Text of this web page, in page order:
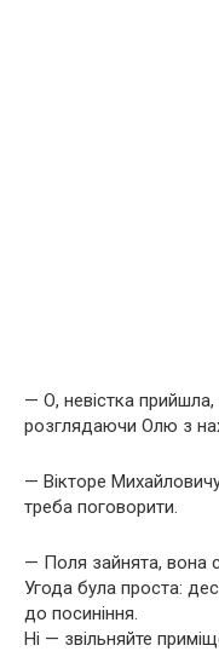
— О, невістка
розглядаючи Олю з
— Вікторе
треба поговорити.
— Поля зайнята, вона
Угода була проста:
до посиніння.
Ні — звільняйте